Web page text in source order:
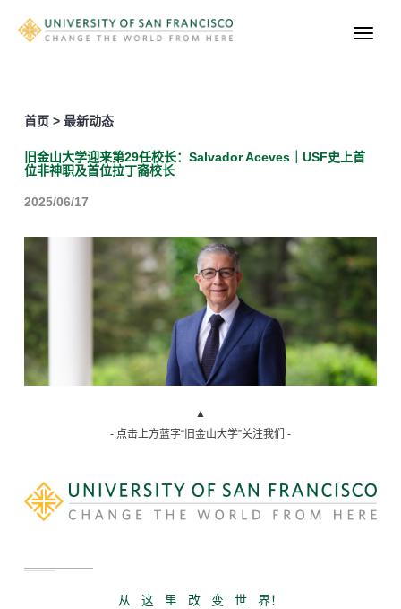
首页 > 最新动态
旧金山大学迎来第29任校长：Salvador Aceves｜USF史上首
位非神职及首位拉丁裔校长
2025/06/17
▲
- 点击上方蓝字“旧金山大学”关注我们 -
从 这 里 改 变 世 界！